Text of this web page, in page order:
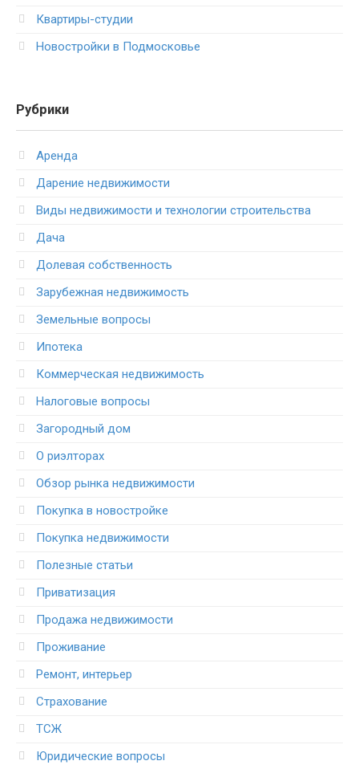
Квартиры-студии
Новостройки в Подмосковье
Рубрики
Аренда
Дарение недвижимости
Виды недвижимости и технологии строительства
Дача
Долевая собственность
Зарубежная недвижимость
Земельные вопросы
Ипотека
Коммерческая недвижимость
Налоговые вопросы
Загородный дом
О риэлторах
Обзор рынка недвижимости
Покупка в новостройке
Покупка недвижимости
Полезные статьи
Приватизация
Продажа недвижимости
Проживание
Ремонт, интерьер
Страхование
ТСЖ
Юридические вопросы